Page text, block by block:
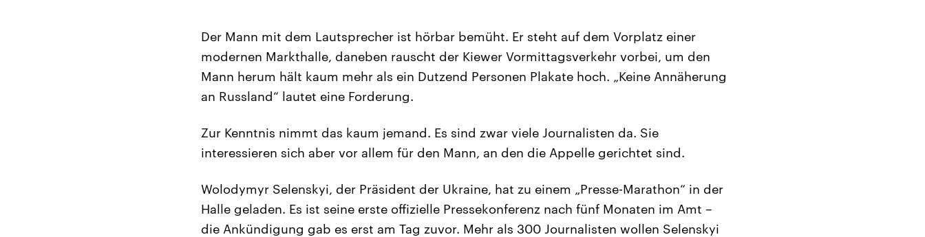
Der Mann mit dem Lautsprecher ist hörbar bemüht. Er steht auf dem Vorplatz einer
modernen Markthalle, daneben rauscht der Kiewer Vormittagsverkehr vorbei, um den
Mann herum hält kaum mehr als ein Dutzend Personen Plakate hoch. „Keine Annäherung
an Russland“ lautet eine Forderung.
Zur Kenntnis nimmt das kaum jemand. Es sind zwar viele Journalisten da. Sie
interessieren sich aber vor allem für den Mann, an den die Appelle gerichtet sind.
Wolodymyr Selenskyi, der Präsident der Ukraine, hat zu einem „Presse-Marathon“ in der
Halle geladen. Es ist seine erste offizielle Pressekonferenz nach fünf Monaten im Amt –
die Ankündigung gab es erst am Tag zuvor. Mehr als 300 Journalisten wollen Selenskyi